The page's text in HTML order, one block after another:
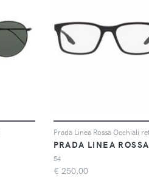
PRADA LINEA ROSSA
54
€ 250,00